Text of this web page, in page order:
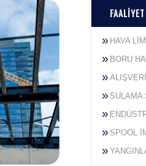
HAVA
BORU
SULAMA
SPOOL